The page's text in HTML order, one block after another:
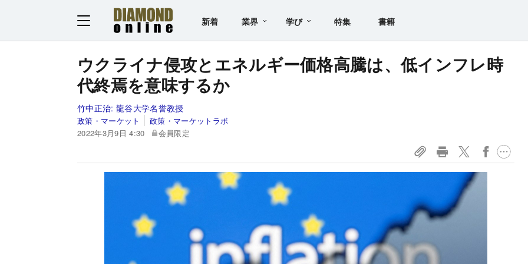
新着 業界 学び 特集 書籍
ウクライナ侵攻とエネルギー価格高騰は、低インフレ時
代終焉を意味するか
竹中正治: 龍谷大学名誉教授
政策・マーケット
政策・マーケットラボ
2022年3月9日 4:30
会員限定